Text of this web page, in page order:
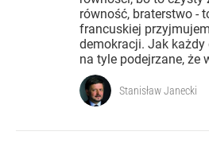
równość, braterstwo -
francuskiej
demokracji. Jak
na tyle podejrzane, że
Stanisław Janecki